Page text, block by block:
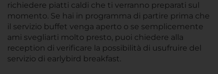
richiedere piatti caldi che ti verranno preparati sul
momento. Se hai in programma di partire prima che
il servizio buffet venga aperto o se semplicemente
ami svegliarti molto presto, puoi chiedere alla
reception di verificare la possibilità di usufruire del
servizio di earlybird breakfast.